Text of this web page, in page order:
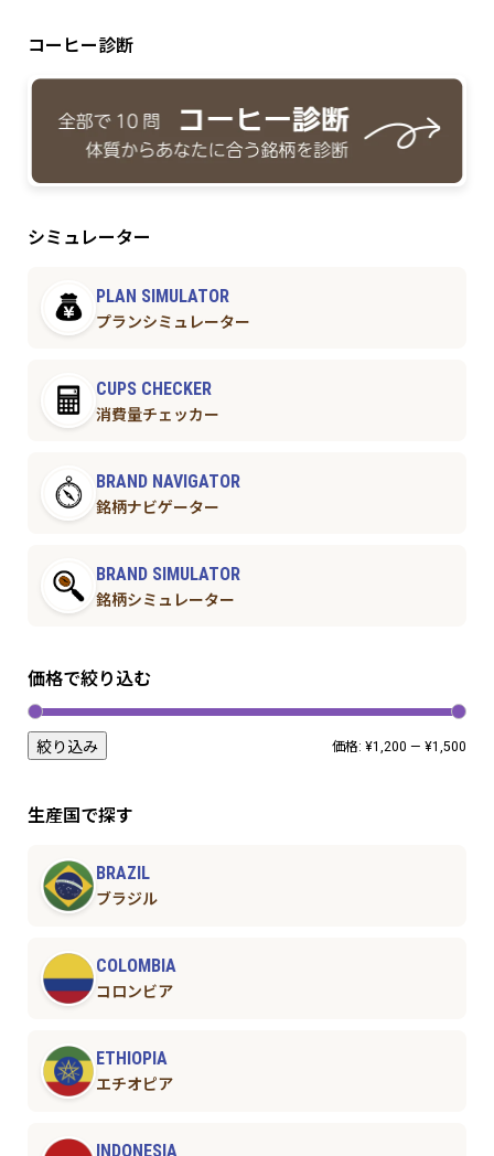
コーヒー診断
シミュレーター
PLAN SIMULATOR
プランシミュレーター
CUPS CHECKER
消費量チェッカー
BRAND NAVIGATOR
銘柄ナビゲーター
BRAND SIMULATOR
銘柄シミュレーター
価格で絞り込む
絞り込み 価格:¥1,200 —¥1,500
生産国で探す
BRAZIL
ブラジル
COLOMBIA
コロンビア
ETHIOPIA
エチオピア
INDONESIA